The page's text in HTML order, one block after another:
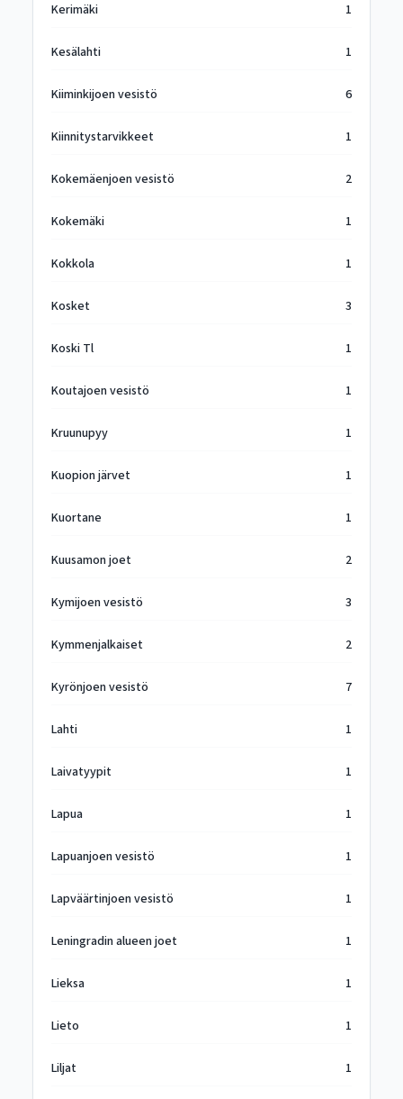
Kerimäki 1
Kesälahti 1
Kiiminkijoen vesistö 6
Kiinnitystarvikkeet 1
Kokemäenjoen vesistö 2
Kokemäki 1
Kokkola 1
Kosket 3
Koski Tl 1
Koutajoen vesistö 1
Kruunupyy 1
Kuopion järvet 1
Kuortane 1
Kuusamon joet 2
Kymijoen vesistö 3
Kymmenjalkaiset 2
Kyrönjoen vesistö 7
Lahti 1
Laivatyypit 1
Lapua 1
Lapuanjoen vesistö 1
Lapväärtinjoen vesistö 1
Leningradin alueen joet 1
Lieksa 1
Lieto 1
Liljat 1